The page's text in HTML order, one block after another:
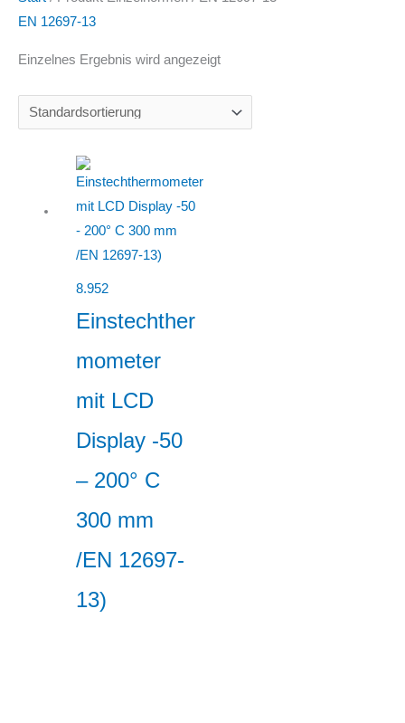
EN 12697-13
Einzelnes Ergebnis wird angezeigt
8.952
Einstechther
mometer
mit LCD
Display -50
– 200° C
300 mm
/EN 12697-
13)